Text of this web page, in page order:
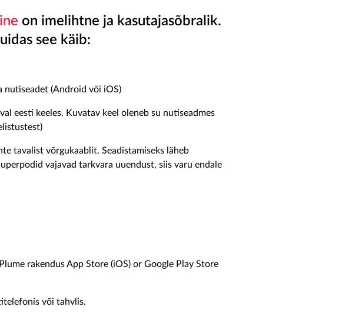
on imelihtne ja kasutajasõbralik.
see käib:
nutiseadet (Android või iOS)
eesti keeles. Kuvatav keel oleneb su nutiseadmes
tavalist võrgukaablit. Seadistamiseks läheb
vajavad tarkvara uuendust, siis varu endale
rakendus App Store (iOS) or Google Play Store
või tahvlis.